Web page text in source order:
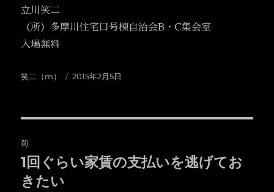
立川笑二
（所）多摩川住宅口号棟自治会B・C集会室
入場無料
投
笑二（m）
投
2015年2月5日
稿
ナ
前
前
の
1回ぐらい家賃の支払いを逃げてお
きたい